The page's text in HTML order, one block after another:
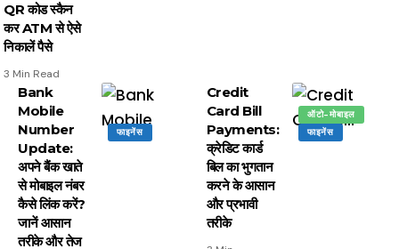
QR कोड स्कैन
कर ATM से ऐसे
निकालें पैसे
3 Min Read
फाइनेंस
Bank
Mobile
Number
Update:
अपने बैंक खाते
से मोबाइल नंबर
कैसे लिंक करें?
जानें आसान
तरीके और तेज
ऑटो-मोबाइल
फाइनेंस
Credit
Card Bill
Payments:
क्रेडिट कार्ड
बिल का भुगतान
करने के आसान
और प्रभावी
तरीके